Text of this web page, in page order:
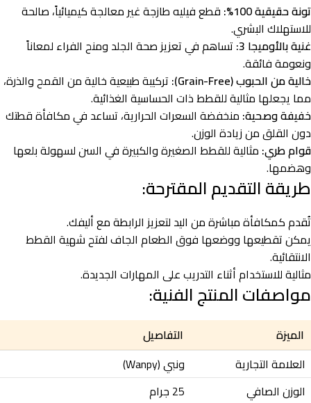
تونة حقيقية 100%:
قطع فيليه طازجة غير معالجة كيميائياً، صالحة
للاستهلاك البشري.
غنية بالأوميجا 3:
تساهم في تعزيز صحة الجلد ومنح الفراء لمعاناً
ونعومة فائقة.
خالية من الحبوب (Grain-Free):
تركيبة طبيعية خالية من القمح والذرة،
مما يجعلها مثالية للقطط ذات الحساسية الغذائية.
خفيفة وصحية: منخفضة السعرات الحرارية، تساعد في مكافأة قطتك
دون القلق من زيادة الوزن.
قوام طري: مثالية للقطط الصغيرة والكبيرة في السن لسهولة بلعها
وهضمها.
طريقة التقديم المقترحة:
تُقدم كمكافأة مباشرة من اليد لتعزيز الرابطة مع أليفك.
يمكن تقطيعها ووضعها فوق الطعام الجاف لفتح شهية القطط
الانتقائية.
مثالية للاستخدام أثناء التدريب على المهارات الجديدة.
مواصفات المنتج الفنية:
الميزة
التفاصيل
العلامة التجارية
ونبي (Wanpy)
الوزن الصافي
25 جرام